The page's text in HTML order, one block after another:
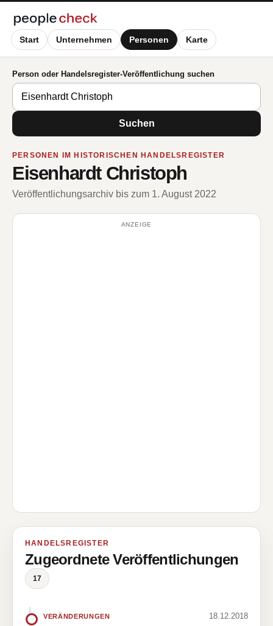
Start Unternehmen Personen Karte
Person oder Handelsregister-Veröffentlichung suchen
Suchen
PERSONEN IM HISTORISCHEN HANDELSREGISTER
Eisenhardt Christoph
Veröffentlichungsarchiv bis zum 1. August 2022
ANZEIGE
HANDELSREGISTER
Zugeordnete Veröffentlichungen
17
VERÄNDERUNGEN 18.12.2018